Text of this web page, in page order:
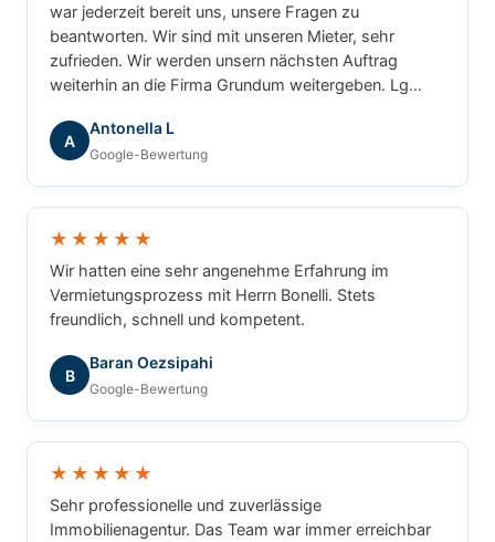
war jederzeit bereit uns, unsere Fragen zu
beantworten. Wir sind mit unseren Mieter, sehr
zufrieden. Wir werden unsern nächsten Auftrag
weiterhin an die Firma Grundum weitergeben. Lg
A
Antonella L
Google-Bewertung
★★★★★
Wir hatten eine sehr angenehme Erfahrung im
Vermietungsprozess mit Herrn Bonelli. Stets
freundlich, schnell und kompetent.
B
Baran Oezsipahi
Google-Bewertung
★★★★★
Sehr professionelle und zuverlässige
Immobilienagentur. Das Team war immer erreichbar